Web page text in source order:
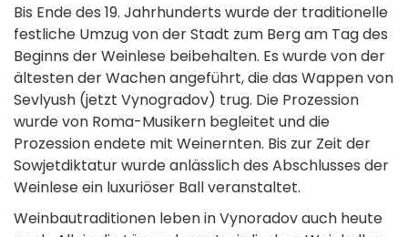
Bis Ende des 19. Jahrhunderts wurde der traditionelle
festliche Umzug von der Stadt zum Berg am Tag des
Beginns der Weinlese beibehalten. Es wurde von der
ältesten der Wachen angeführt, die das Wappen von
Sevlyush (jetzt Vynogradov) trug. Die Prozession
wurde von Roma-Musikern begleitet und die
Prozession endete mit Weinernten. Bis zur Zeit der
Sowjetdiktatur wurde anlässlich des Abschlusses der
Weinlese ein luxuriöser Ball veranstaltet.
Weinbautraditionen leben in Vynoradov auch heute